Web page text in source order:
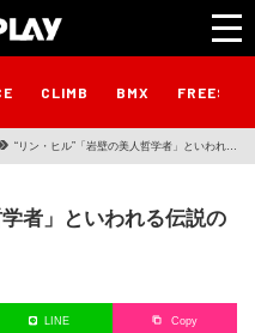
CLIMB BMX
“リン・ヒル”「岩壁の美人哲学者」といわれる
者」といわれる伝説の
LINE Copy